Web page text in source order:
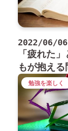
2022/06/06
「疲れた
もが抱える
勉強を楽しく